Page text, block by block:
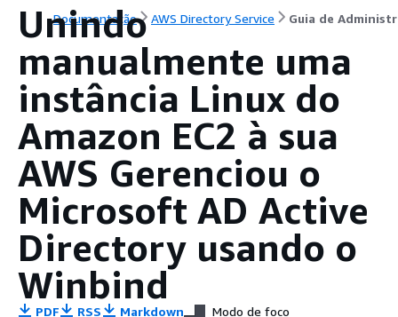
Documentação AWS Directory Service Guia de
Unindo
manualmente uma
instância Linux do
Amazon EC2 à sua
AWS Gerenciou o
Microsoft AD Active
Directory usando o
Winbind
PDF RSS Markdown Modo de foco